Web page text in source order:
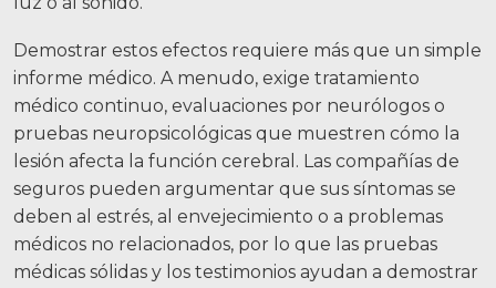
Demostrar estos efectos requiere más que un simple
informe médico. A menudo, exige tratamiento
médico continuo, evaluaciones por neurólogos o
pruebas neuropsicológicas que muestren cómo la
lesión afecta la función cerebral. Las compañías de
seguros pueden argumentar que sus síntomas se
deben al estrés, al envejecimiento o a problemas
médicos no relacionados, por lo que las pruebas
médicas sólidas y los testimonios ayudan a demostrar